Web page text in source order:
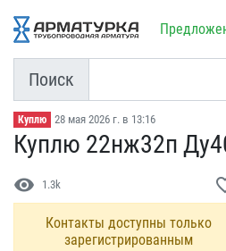
Поиск
Куплю 28 мая 2026 г. в 13:16
Куплю 22нж32п
visibility 1.3k
Контакты доступны только
зарегистрированным